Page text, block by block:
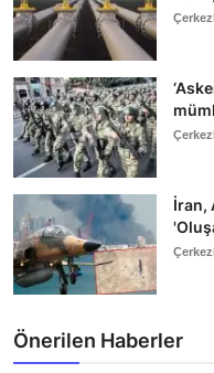
İran,
Önerilen Haberler